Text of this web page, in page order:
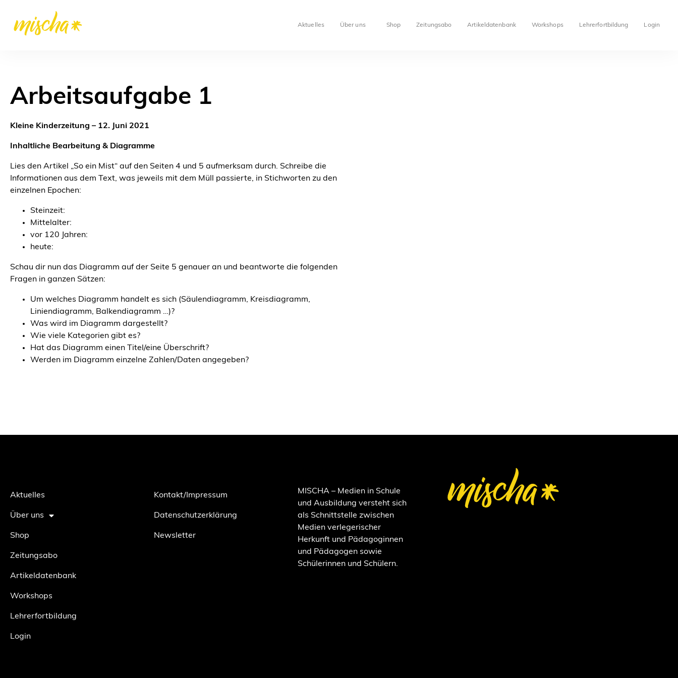
Aktuelles Über uns Shop Zeitungsabo Artikeldatenbank Workshops Lehrerfortbildung Login
Arbeitsaufgabe 1
Kleine Kinderzeitung – 12. Juni 2021
Inhaltliche Bearbeitung & Diagramme
Lies den Artikel „So ein Mist“ auf den Seiten 4 und 5 aufmerksam durch. Schreibe die
Informationen aus dem Text, was jeweils mit dem Müll passierte, in Stichworten zu den
einzelnen Epochen:
Steinzeit:
Mittelalter:
vor 120 Jahren:
heute:
Schau dir nun das Diagramm auf der Seite 5 genauer an und beantworte die folgenden
Fragen in ganzen Sätzen:
Um welches Diagramm handelt es sich (Säulendiagramm, Kreisdiagramm,
Liniendiagramm, Balkendiagramm …)?
Was wird im Diagramm dargestellt?
Wie viele Kategorien gibt es?
Hat das Diagramm einen Titel/eine Überschrift?
Werden im Diagramm einzelne Zahlen/Daten angegeben?
Aktuelles
Über uns
Shop
Zeitungsabo
Artikeldatenbank
Workshops
Lehrerfortbildung
Login
Kontakt/Impressum
Datenschutzerklärung
Newsletter
MISCHA – Medien in Schule
und Ausbildung versteht sich
als Schnittstelle zwischen
Medien verlegerischer
Herkunft und Pädagoginnen
und Pädagogen sowie
Schülerinnen und Schülern.